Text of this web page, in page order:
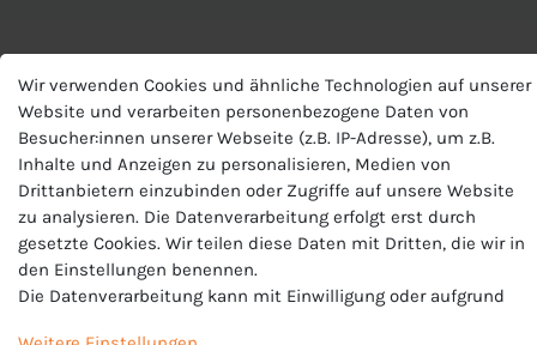
ARTIKELLISTE
Wir verwenden Cookies und ähnliche Technologien auf unserer
Website und verarbeiten personenbezogene Daten von
Besucher:innen unserer Webseite (z.B. IP-Adresse), um z.B.
Inhalte und Anzeigen zu personalisieren, Medien von
Drittanbietern einzubinden oder Zugriffe auf unsere Website
zu analysieren. Die Datenverarbeitung erfolgt erst durch
gesetzte Cookies. Wir teilen diese Daten mit Dritten, die wir in
den Einstellungen benennen.
Die Datenverarbeitung kann mit Einwilligung oder aufgrund